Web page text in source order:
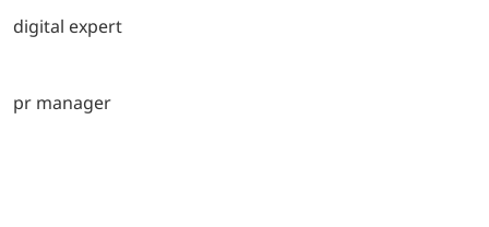
digital expert
pr manager